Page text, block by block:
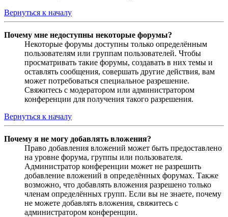
Вернуться к началу
Почему мне недоступны некоторые форумы?
Некоторые форумы доступны только определённым
пользователям или группам пользователей. Чтобы
просматривать такие форумы, создавать в них темы и
оставлять сообщения, совершать другие действия, вам
может потребоваться специальное разрешение.
Свяжитесь с модератором или администратором
конференции для получения такого разрешения.
Вернуться к началу
Почему я не могу добавлять вложения?
Право добавления вложений может быть предоставлено
на уровне форума, группы или пользователя.
Администратор конференции может не разрешить
добавление вложений в определённых форумах. Также
возможно, что добавлять вложения разрешено только
членам определённых групп. Если вы не знаете, почему
не можете добавлять вложения, свяжитесь с
администратором конференции.